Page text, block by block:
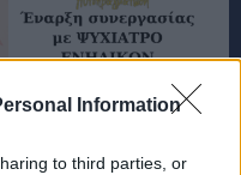
Information
to third parties, or